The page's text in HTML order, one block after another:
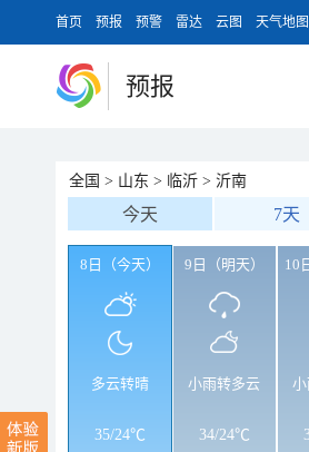
首页 预报 预警 雷达 云图 天气地图
预报
全国 > 山东 > 临沂 > 沂南
今天 7天
8日（今天）
多云转晴
35/24℃
9日（明天）
小雨转多云
34/24℃
10